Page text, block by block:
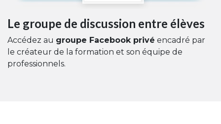
Le groupe de discussion entre élèves
Accédez au groupe Facebook privé encadré par
le créateur de la formation et son équipe de
professionnels.